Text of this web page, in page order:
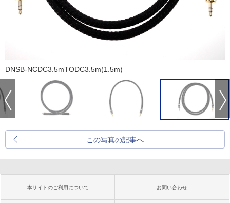
DNSB-NCDC3.5mTODC3.5m(1.5m)
この写真の記事へ
本サイトのご利用について お問い合わせ